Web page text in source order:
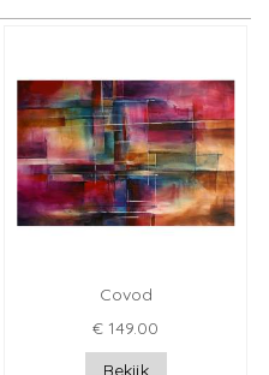
Covod
€ 149.00
Bekijk